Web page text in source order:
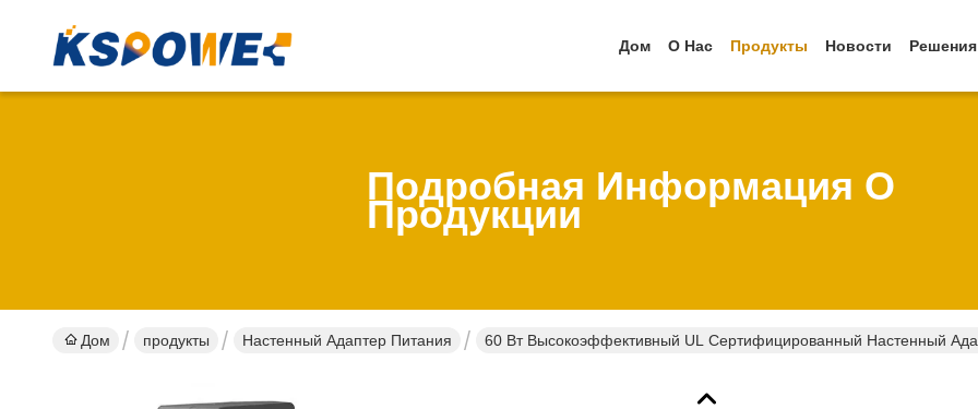
Дом О Нас Продукты Новости Решения
Подробная Информация О
Продукции
Дом продукты Настенный Адаптер Питания 60 Вт Высокоэффективный UL Сертифицированный Настенный